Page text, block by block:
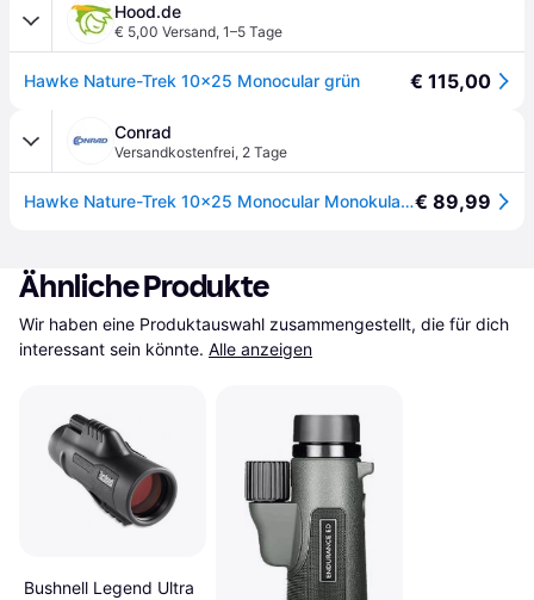
Hood.de
€ 5,00 Versand, 1–5 Tage
Hawke Nature-Trek 10x25 Monocular grün € 115,00
Conrad
Versandkostenfrei, 2 Tage
Hawke Nature-Trek 10x25 Monocular Monokular 10 x 25 mm Grün - [Grün]€ 89,99
Ähnliche Produkte
Wir haben eine Produktauswahl zusammengestellt, die für dich
interessant sein könnte. Alle anzeigen
Bushnell Legend Ultra